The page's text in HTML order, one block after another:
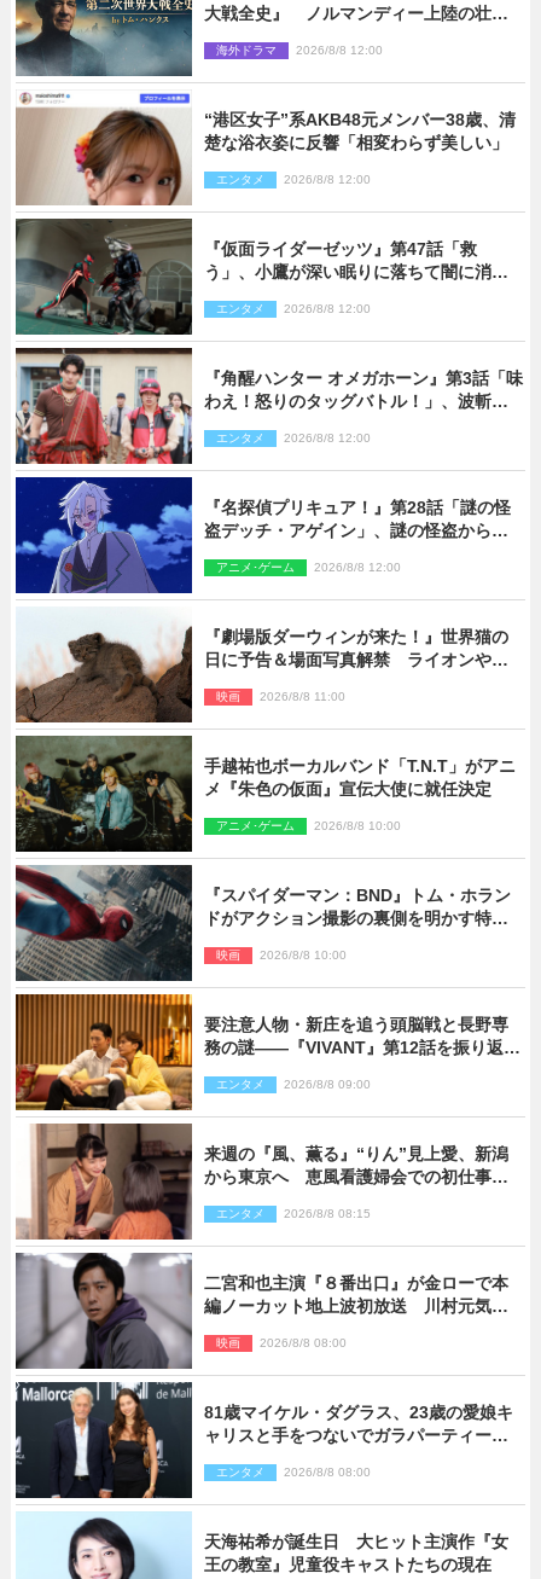
大戦全史』 ノルマンディー上陸の壮絶
海外ドラマ 2026/8/8 12:00
“港区女子”系AKB48元メンバー38歳、清
楚な浴衣姿に反響「相変わらず美しい」
エンタメ 2026/8/8 12:00
『仮面ライダーゼッツ』第47話「救
う」、小鷹が深い眠りに落ちて闇に消え
エンタメ 2026/8/8 12:00
『角醒ハンター オメガホーン』第3話「味
わえ！怒りのタッグバトル！」、波斬の
エンタメ 2026/8/8 12:00
『名探偵プリキュア！』第28話「謎の怪
盗デッチ・アゲイン」、謎の怪盗から不
アニメ･ゲーム 2026/8/8 12:00
『劇場版ダーウィンが来た！』世界猫の
日に予告＆場面写真解禁 ライオンやマ
映画 2026/8/8 11:00
手越祐也ボーカルバンド「T.N.T」がアニ
メ『朱色の仮面』宣伝大使に就任決定
アニメ･ゲーム 2026/8/8 10:00
『スパイダーマン：BND』トム・ホラン
ドがアクション撮影の裏側を明かす特別
映画 2026/8/8 10:00
要注意人物・新庄を追う頭脳戦と長野専
務の謎――『VIVANT』第12話を振り返
エンタメ 2026/8/8 09:00
来週の『風、薫る』“りん”見上愛、新潟
から東京へ 恵風看護婦会での初仕事に
エンタメ 2026/8/8 08:15
二宮和也主演『８番出口』が金ローで本
編ノーカット地上波初放送 川村元気監
映画 2026/8/8 08:00
81歳マイケル・ダグラス、23歳の愛娘キ
ャリスと手をつないでガラパーティーに
エンタメ 2026/8/8 08:00
天海祐希が誕生日 大ヒット主演作『女
王の教室』児童役キャストたちの現在